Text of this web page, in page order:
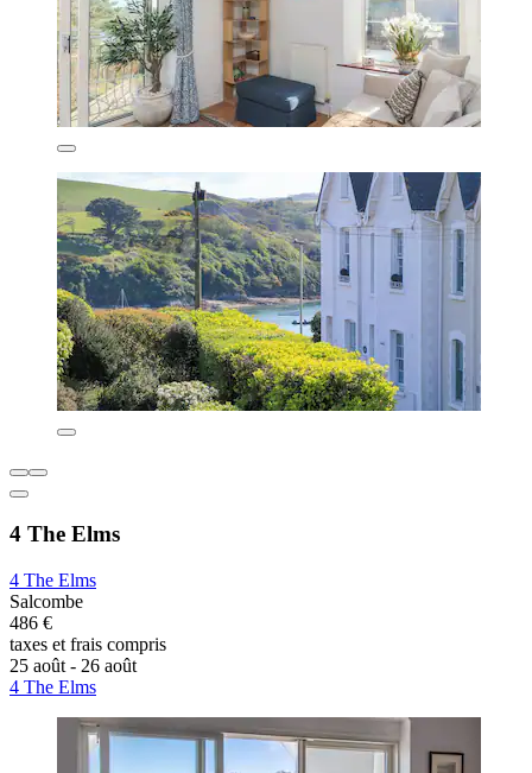
4 The Elms
4 The Elms
Salcombe
486 €
taxes et frais compris
25 août - 26 août
4 The Elms